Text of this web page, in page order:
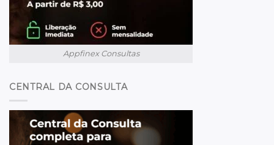
Appfinex Consultas
CENTRAL DA CONSULTA